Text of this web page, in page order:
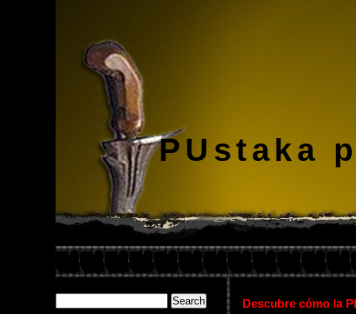
PUstaka
Descubre cómo la